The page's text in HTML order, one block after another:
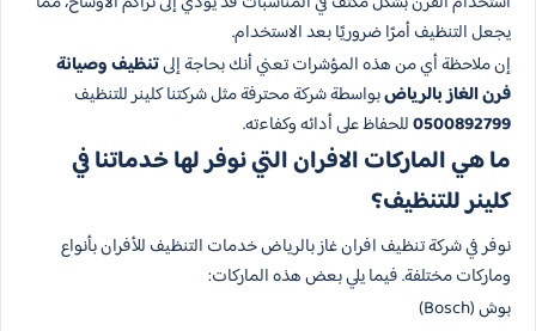
يجعل التنظيف أمرًا ضروريًا بعد الاستخدام.
إن ملاحظة أي من هذه المؤشرات تعني أنك بحاجة إلىتنظيف وصيانة
فرن الغاز بالرياضبواسطة شركة محترفة مثل شركتنا كلينر للتنظيف
0500892799للحفاظ على أدائه وكفاءته.
ما هي الماركات الافران التي نوفر لها خدماتنا في
كلينر للتنظيف؟
نوفر في شركة تنظيف افران غاز بالرياض خدمات التنظيف للأفران بأنواع
وماركات مختلفة. فيما يلي بعض هذه الماركات:
بوش (Bosch)